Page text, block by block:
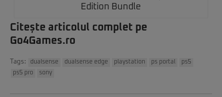
Edition Bundle
Citește articolul complet pe
Go4Games.ro
Tags: dualsense dualsense edge playstation ps portal
ps5
ps5 pro
sony